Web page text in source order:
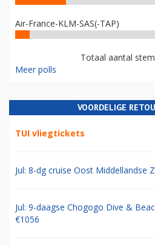
Air-France-KLM-SAS(-TAP)
Totaal aantal
Meer polls
VOORDELIGE
TUI vliegtickets
Jul: 8-dg cruise Oost Middellandse
Jul: 9-daagse Chogogo Dive &
€1056